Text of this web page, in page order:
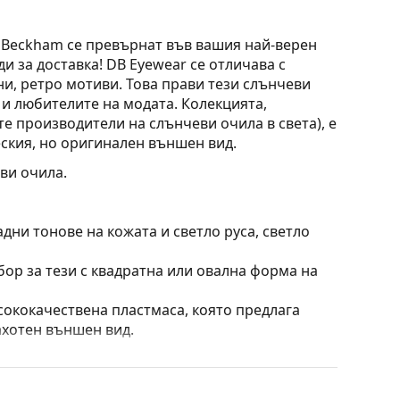
се превърнат във вашия най-верен
за доставка! DB Eyewear се отличава с
ретро мотиви. Това прави тези слънчеви
любителите на модата. Колекцията,
производители на слънчеви очила в света), е
но оригинален външен вид.
очила.
тонове на кожата и светло руса, светло
за тези с квадратна или овална форма на
пластмаса, която предлага
външен вид.
отраженията и осигуряват по-ясно